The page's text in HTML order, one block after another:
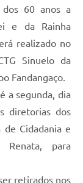
dos 60 anos a
e da Rainha
realizado no
Sinuelo da
Fandangaço.
a segunda, dia
diretorias dos
Cidadania e
Renata, para
retirados nos